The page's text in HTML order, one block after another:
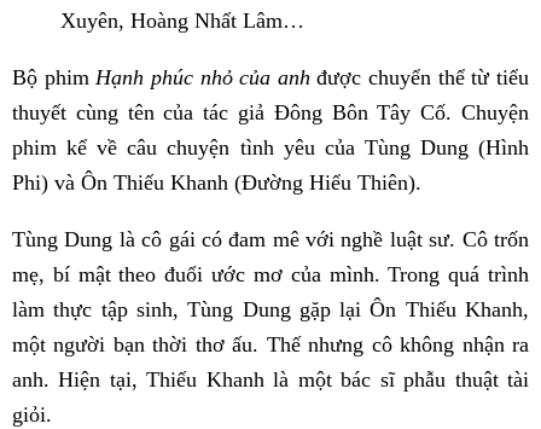
Xuyên, Hoàng Nhất Lâm…
Bộ phimHạnh phúc nhỏ của anh được chuyển thể từ tiểu
thuyết cùng tên của tác giả Đông Bôn Tây Cố. Chuyện
phim kể về câu chuyện tình yêu của Tùng Dung (Hình
Phi) và Ôn Thiếu Khanh (Đường Hiểu Thiên).
Tùng Dung là cô gái có đam mê với nghề luật sư. Cô trốn
mẹ, bí mật theo đuổi ước mơ của mình. Trong quá trình
làm thực tập sinh, Tùng Dung gặp lại Ôn Thiếu Khanh,
một người bạn thời thơ ấu. Thế nhưng cô không nhận ra
anh. Hiện tại, Thiếu Khanh là một bác sĩ phẫu thuật tài
giỏi.